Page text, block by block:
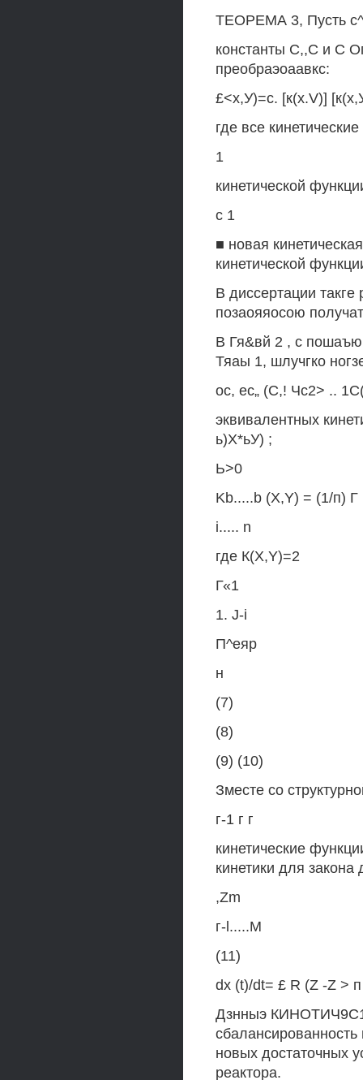
ТЕОРЕМА 3, Пусть
константы С,,С и С
преобраэоаавкс:
£<х,У)=с. [к(х.V)]
где все
1
кинетической
с 1
■ новая
кинетической
В диссертации
позаояяосою
В Гя&вй 2 , с пошаъю
Тяаы 1, шлучгко
ос, ес„ (С,! Чс2> ..
эквивалентных
ь)Х*ьУ) ;
Ь>0
Kb.....b (X,Y) = (1/п)
i..... n
где К(Х,Y)=2
Г«1
1. J-i
П^еяр
н
(7)
(8)
(9) (10)
Зместе со
г-1 г г
кинетические
кинетики для закона
,Zm
г-l.....M
(11)
dx (t)/dt= £ R (Z -Z >
Дзнныэ
новых достаточных
реактора.